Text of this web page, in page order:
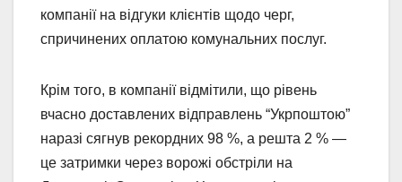
компанії на відгуки клієнтів щодо черг,
спричинених оплатою комунальних послуг.
Крім того, в компанії відмітили, що рівень
вчасно доставлених відправлень “Укрпоштою”
наразі сягнув рекордних 98 %, а решта 2 % —
це затримки через ворожі обстріли на